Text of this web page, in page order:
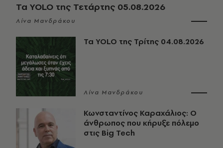
Τα YOLO της Τετάρτης 05.08.2026
Λίνα Μανδράκου
Τα YOLO της Τρίτης 04.08.2026
Λίνα Μανδράκου
Κωνσταντίνος Καραχάλιος: Ο
άνθρωπος που κήρυξε πόλεμο
στις Big Tech